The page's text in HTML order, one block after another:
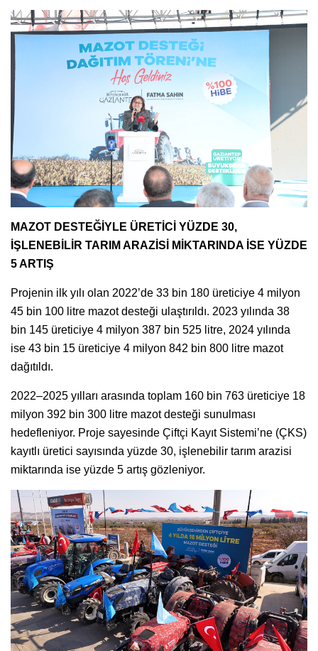
MAZOT DESTEĞİYLE ÜRETİCİ YÜZDE 30,
İŞLENEBİLİR TARIM ARAZİSİ MİKTARINDA İSE YÜZDE
5 ARTIŞ
Projenin ilk yılı olan 2022’de 33 bin 180 üreticiye 4 milyon
45 bin 100 litre mazot desteği ulaştırıldı. 2023 yılında 38
bin 145 üreticiye 4 milyon 387 bin 525 litre, 2024 yılında
ise 43 bin 15 üreticiye 4 milyon 842 bin 800 litre mazot
dağıtıldı.
2022–2025 yılları arasında toplam 160 bin 763 üreticiye 18
milyon 392 bin 300 litre mazot desteği sunulması
hedefleniyor. Proje sayesinde Çiftçi Kayıt Sistemi’ne (ÇKS)
kayıtlı üretici sayısında yüzde 30, işlenebilir tarım arazisi
miktarında ise yüzde 5 artış gözleniyor.